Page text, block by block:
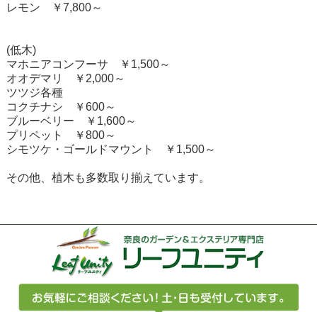
レモン ￥7,800～
(低木)
マホニアコンフーサ ￥1,500～
オオデマリ ￥2,000～
ツツジ各種
コクチナシ ￥600～
ブルーベリー ￥1,600～
プリペット ￥800～
シモツケ・ゴールドマウント ￥1,500～
その他、植木も多数取り揃えています。